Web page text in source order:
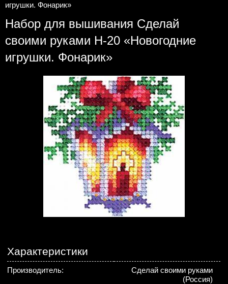
игрушки. Фонарик»
Набор для вышивания Сделай
своими руками Н-20 «Новогодние
игрушки. Фонарик»
Характеристики
Производитель:
Сделай своими руками
(Россия)